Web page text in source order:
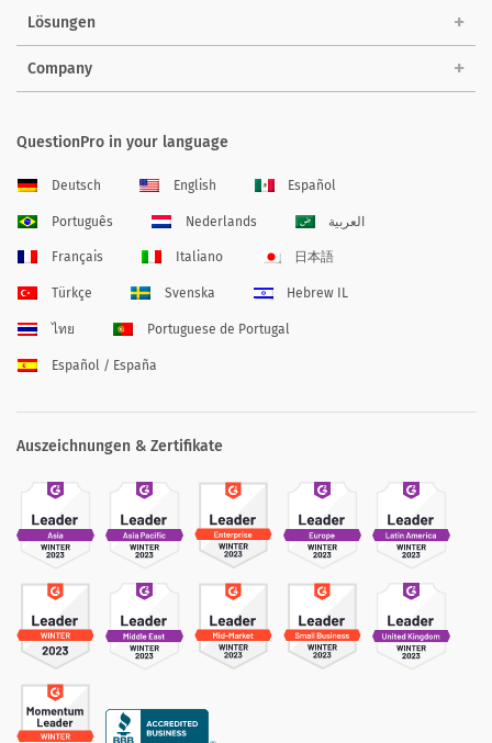
Lösungen
Company
QuestionPro in your language
Deutsch English Español
Português Nederlands العربية
Français Italiano 日本語
Türkçe Svenska Hebrew IL
ไทย Portuguese de Portugal
Español / España
Auszeichnungen & Zertifikate